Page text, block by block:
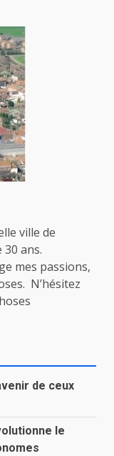
ville de
ans.
mes passions,
N’hésitez
de ceux
le